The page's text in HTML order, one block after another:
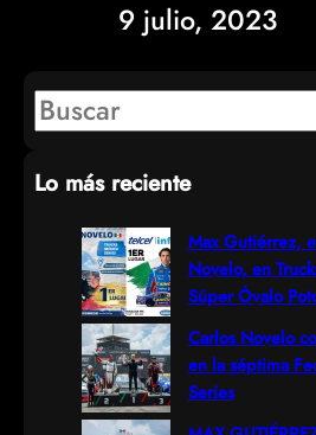
9 julio, 2023
S
a
Lo más reciente
Max Gutiérrez,
Novelo, en
Súper Óvalo
Carlos Novelo
en la séptima
Series